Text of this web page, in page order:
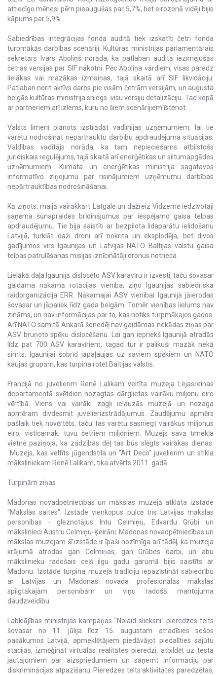
attiecīgo mēnesi pērn pieaugušas par 5,7%, bet eirozonā vidēji bijis
kāpums par 5,9%.
Sabiedrības integrācijas fonda auditā tiek izskatīti četri fonda
turpmākās darbības scenāriji. Kultūras ministrijas parlamentārais
sekretārs Ivars Āboliņš norāda, ka patlaban auditā iezīmējušās
četras versijas par SIF nākotni. Pēc Āboliņa vārdiem, visas paredz
lielākas vai mazākas izmaiņas, tajā skaitā arī SIF likvidāciju.
Patlaban norit aktīvs darbs pie visām četrām versijām, un augusta
beigās kultūras ministrija sniegs visu versiju detalizāciju. Tad kopā
ar partneriem arī izlems, kuru no šiem scenārijiem īstenot.
Valsts līmenī plānots izstrādāt vadlīnijas uzņēmumiem, lai tie
varētu nodrošināt nepārtrauktu darbību apdraudējuma situācijās.
Valdības vadītājs norāda, ka tam nepieciešams atbilstošs
juridiskais regulējums, tajā skaitā arī enerģētikas un siltumapgādes
uzņēmumiem. Klimata un enerģētikas ministrija sagatavos
informatīvo ziņojumu par risinājumiem uzņēmumu darbības
nepārtrauktības nodrošināšanai.
Kā ziņots, maijā vairākkārt Latgalē un dažreiz Vidzemē iedzīvotāji
saņēma šūnapraides brīdinājumus par iespējamo gaisa telpas
apdraudējumu. Tie bija saistīti ar bezpilota lidaparātu ielidošanu
Latvijā, turklāt daži droni arī nokrita un eksplodēja, bet divos
gadījumos virs Igaunijas un Latvijas NATO Baltijas valstu gaisa
telpas patrulēšanas misijas iznīcinātāji dronus notrieca.
Lielākā daļa Igaunijā dislocēto ASV karavīru ir izvesti, taču šovasar
gaidāma nākamā rotācijas vienība, ziņo Igaunijas sabiedriskā
raidorganizācija ERR. Nākamajai ASV vienībai Igaunijā jāierodas
šovasar un jāpaliek līdz gada beigām. Tomēr vienības lielums nav
zināms, un nav informācijas par to, kas notiks turpmākajos gados.
Arī NATO samitā Ankarā šonedēļ nav gaidāmas nekādas ziņas par
ASV bruņoto spēku dislocēšanu. Lai gan iepriekš Igaunijā atradās
līdz pat 700 ASV karavīriem, tagad tur ir palikuši mazāk nekā
simts. Igaunijai šobrīd jāpaļaujas uz saviem spēkiem un NATO
kaujas grupām, kas turpina rotēt Baltijas valstīs.
Francijā no juvelierim Renē Lalikam veltīta muzeja Lejasreinas
departamentā svētdien nozagtas dārglietas vairāku miljonu eiro
vērtībā. Viens vai vairāki zagļi ielauzās muzejā un nozaga
apmēram divdesmit juvelierizstrādājumus. Zaudējumu apmērs
pašlaik tiek novērtēts, taču tas varētu sasniegt vairākus miljonus
eiro, visticamāk, tuvu četriem miljoniem. Muzejs savā tīmekļa
vietnē paziņoja, ka zādzības dēļ tas būs slēgts vairākas dienas.
Muzejs, kas veltīts jūgendstila un "Art Deco" juvelierim un stikla
māksliniekam Renē Lalikam, tika atvērts 2011. gadā.
Turpinām ziņas
Madonas novadpētniecības un mākslas muzejā atklāta izstāde
"Mākslas saites". Izstāde vienkopus pulcē trīs Latvijas mākslas
personības - gleznotājus Intu Celmiņu, Edvardu Grūbi un
mākslinieci Austru Celmiņu-Ķeirāni. Madonas novadpētniecības un
mākslas muzejam šī izstāde ir īpaši nozīmīga arī tādēļ, ka muzeja
krājumā atrodas gan Celmiņas, gan Grūbes darbi, un abu
mākslinieku radošais ceļš ilgu gadu garumā bijis saistīts ar
Madonu. Izstāde turpina muzeja tradīciju iepazīstināt sabiedrību
ar Latvijas un Madonas novada profesionālās mākslas
spilgtākajām personībām un viņu radošā mantojuma
daudzveidību.
Labklājības ministrijas kampaņas "Nolaid slieksni" pieredzes telts
šovasar no 11. jūlija līdz 15. augustam atradīsies sešos
pasākumos Latvijā, apmeklētājiem piedāvājot piedalīties sajūtu
stacijās, izmēģināt virtuālās realitātes pieredzi, atbildēt uz testa
jautājumiem par aizspriedumiem un saņemt informāciju par
diskriminācijas atpazīšanu. Pieredzes telts aktivitātes paredzētas,